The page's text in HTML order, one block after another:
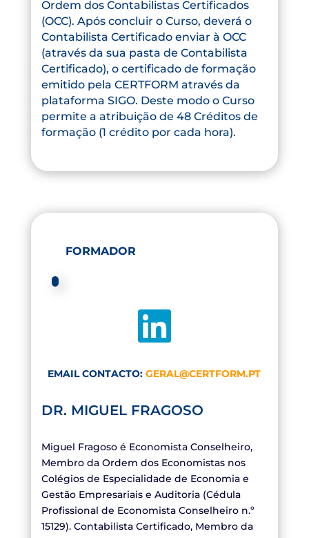
Ordem dos Contabilistas Certificados
(OCC). Após concluir o Curso, deverá o
Contabilista Certificado enviar à OCC
(através da sua pasta de Contabilista
Certificado), o certificado de formação
emitido pela CERTFORM através da
plataforma SIGO. Deste modo o Curso
permite a atribuição de 48 Créditos de
formação (1 crédito por cada hora).
FORMADOR

EMAIL CONTACTO:GERAL@CERTFORM.PT
DR. MIGUEL FRAGOSO
Miguel Fragoso é Economista Conselheiro,
Membro da Ordem dos Economistas nos
Colégios de Especialidade de Economia e
Gestão Empresariais e Auditoria (Cédula
Profissional de Economista Conselheiro n.º
15129). Contabilista Certificado, Membro da